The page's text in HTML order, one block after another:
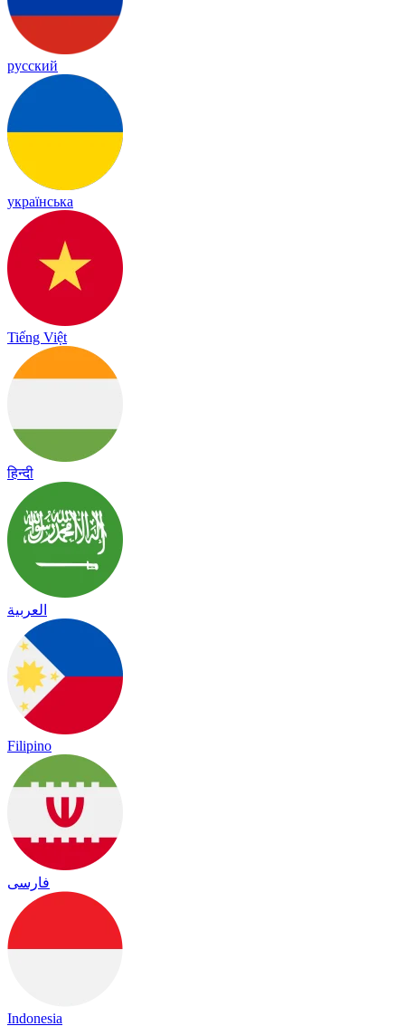
русский
українська
Tiếng Việt
हिन्दी
العربية
Filipino
فارسی
Indonesia